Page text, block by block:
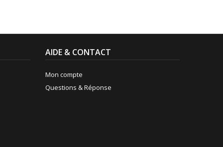
AIDE & CONTACT
Mon compte
Questions & Réponse